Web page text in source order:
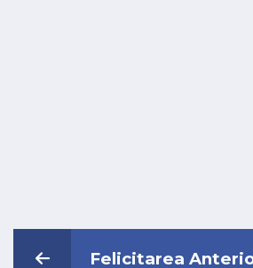
Felicitarea